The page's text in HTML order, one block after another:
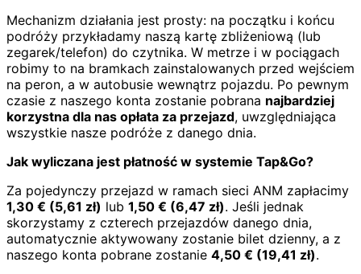
Mechanizm działania jest prosty: na początku i końcu
podróży przykładamy naszą kartę zbliżeniową (lub
zegarek/telefon) do czytnika. W metrze i w pociągach
robimy to na bramkach zainstalowanych przed wejściem
na peron, a w autobusie wewnątrz pojazdu. Po pewnym
czasie z naszego konta zostanie pobrana najbardziej
korzystna dla nas opłata za przejazd, uwzględniająca
wszystkie nasze podróże z danego dnia.
Jak wyliczana jest płatność w systemie Tap&Go?
Za pojedynczy przejazd w ramach sieci ANM zapłacimy
1,30 € (5,61 zł) lub 1,50 € (6,47 zł). Jeśli jednak
skorzystamy z czterech przejazdów danego dnia,
automatycznie aktywowany zostanie bilet dzienny, a z
naszego konta pobrane zostanie 4,50 € (19,41 zł).